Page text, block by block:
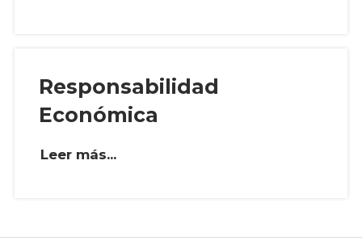
Responsabilidad
Económica
Leer más...